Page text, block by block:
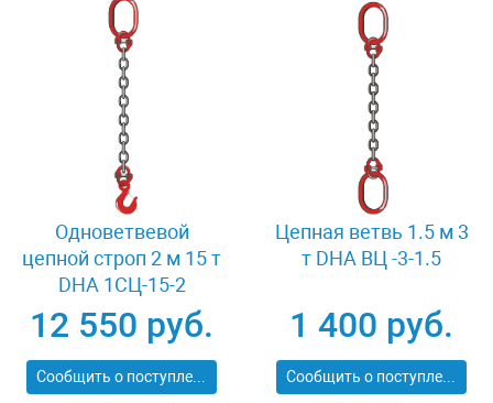
Одноветвевой
цепной строп 2 м 15 т
DHA 1СЦ-15-2
12 550 руб.
Сообщить о поступлении
Цепная ветвь 1.5 м 3
т DHA ВЦ -3-1.5
1 400 руб.
Сообщить о поступлении